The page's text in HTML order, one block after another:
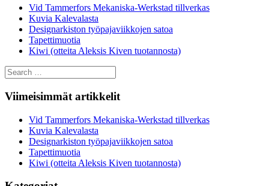
Vid Tammerfors Mekaniska-Werkstad tillverkas
Kuvia Kalevalasta
Designarkiston työpajaviikkojen satoa
Tapettimuotia
Kiwi (otteita Aleksis Kiven tuotannosta)
Search
for:
Viimeisimmät artikkelit
Vid Tammerfors Mekaniska-Werkstad tillverkas
Kuvia Kalevalasta
Designarkiston työpajaviikkojen satoa
Tapettimuotia
Kiwi (otteita Aleksis Kiven tuotannosta)